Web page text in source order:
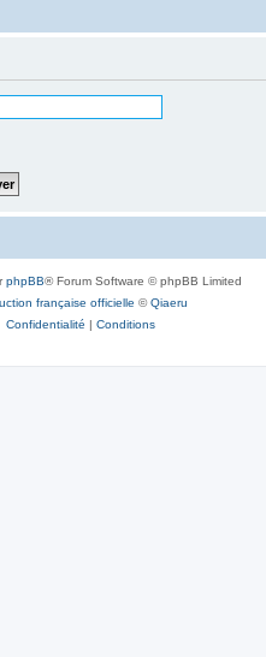
phpBB® Forum Software © phpBB Limited
française officielle ©Qiaeru
Confidentialité | Conditions